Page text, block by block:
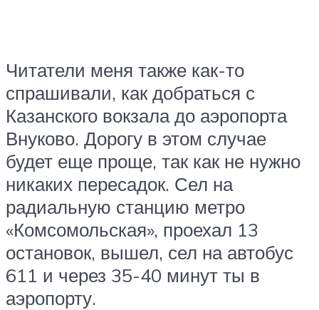
Читатели меня также как-то
спрашивали, как добраться с
Казанского вокзала до аэропорта
Внуково. Дорогу в этом случае
будет еще проще, так как не нужно
никаких пересадок. Сел на
радиальную станцию метро
«Комсомольская», проехал 13
остановок, вышел, сел на автобус
611 и через 35-40 минут ты в
аэропорту.